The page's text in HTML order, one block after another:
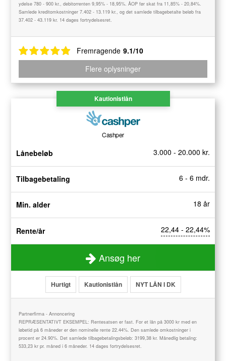
ydelse 780 - 900 kr., debitorrenten 9,95% - 18,95%. ÅOP før skat fra 11,85% - 20,84%.
Samlede kreditomkostninger 7.402 - 13.119 kr., og det samlede tilbagebetalte beløb fra
37.402 - 43.119 kr. 14 dages fortrydelsesret.
Fremragende 9.1/10
Flere oplysninger
Kautionistlån
Cashper
3.000 - 20.000 kr.
Lånebeløb
6 - 6 mdr.
Tilbagebetaling
18 år
Min. alder
22,44 - 22,44%
Rente/år
Ansøg her
Hurtigt Kautionistlån NYT LÅN I DK
Partnerfirma - Annoncering
REPRÆSENTATIVT EKSEMPEL: Rentesatsen er fast. For et lån på 3000 kr med en
løbetid på 6 måneder er den nominelle rente 22.44%. Den samlede omkostninger i
procent er 24.90%. Det samlede tilbagebetalingsbeløb: 3199,38 kr. Månedlig betaling:
533,23 kr pr. måned i 6 måneder. 14 dages fortrydelsesret.